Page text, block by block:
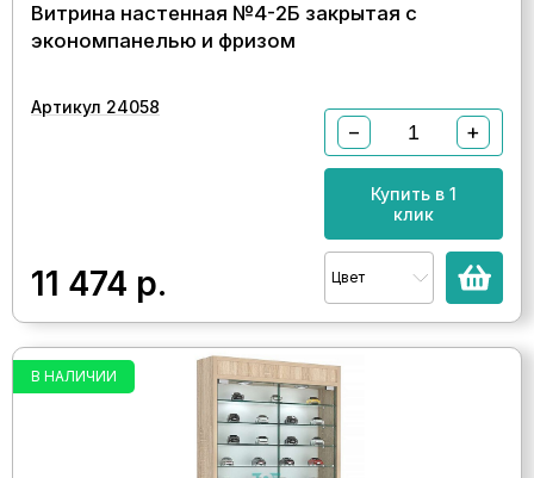
Витрина настенная №4-2Б закрытая с
экономпанелью и фризом
Артикул 24058
11 474 р.
− +
Купить в 1
клик
Цвет
В НАЛИЧИИ